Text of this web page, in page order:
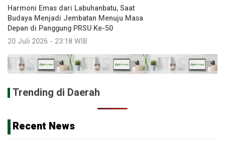
Harmoni Emas dari Labuhanbatu, Saat
Budaya Menjadi Jembatan Menuju Masa
Depan di Panggung PRSU Ke-50
20 Juli 2026 - 23:18 WIB
Trending di Daerah
Recent News